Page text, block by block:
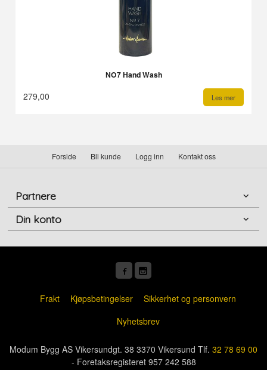
NO7 Hand Wash
279,00 Les mer
Forside Bli kunde Logg inn Kontakt oss
Partnere
Din konto
Frakt Kjøpsbetingelser
Sikkerhet og personvern
Nyhetsbrev
Modum Bygg AS Vikersundgt. 38 3370 Vikersund Tlf. 32 78 69 00
- Foretaksregisteret 957 242 588